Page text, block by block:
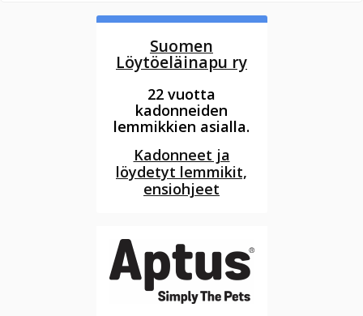
Suomen
Löytöeläinapu ry
22 vuotta
kadonneiden
lemmikkien asialla.
Kadonneet ja
löydetyt lemmikit,
ensiohjeet